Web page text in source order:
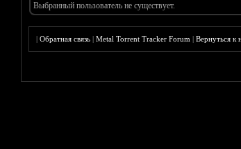
Выбранный пользователь не существует.
|Обратная связь |Metal Torrent Tracker Forum |Вернуться к